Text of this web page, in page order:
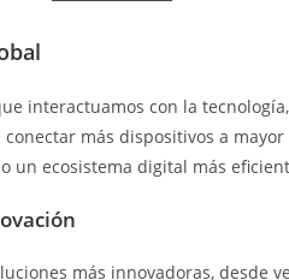
interactuamos con la
conectar más dispositivos a
un ecosistema digital más
más innovadoras, desde